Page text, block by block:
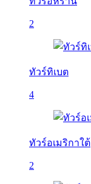
2
ทัวร์ทิเบต
4
ทัวร์อเมริกาใต้
2